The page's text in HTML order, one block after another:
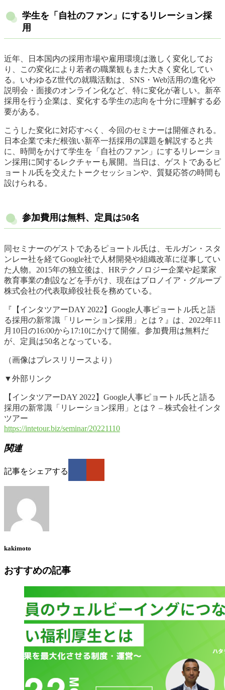
学生を「自社のファン」にするリレーション採
用
近年、日本国内の採用市場や雇用環境は激しく変化してお
り、この変化により若者の職業観もまた大きく変化してい
る。いわゆるZ世代の就職活動は、SNS・Web活用の進化や
説明会・面接のオンライン化など、特に変化が著しい。新卒
採用を行う企業は、変化する学生の志向を十分に理解する必
要がある。
こうした変化に対応すべく、今回のセミナーは開催される。
日本企業で未だ根強い新卒一括採用の課題を解説すると共
に、時間をかけて学生を「自社のファン」にするリレーショ
ン採用に関するレクチャーも展開。当日は、ゲストであるピ
ョートル氏を交えたトークセッションや、質疑応答の時間も
設けられる。
参加費用は無料、定員は50名
同セミナーのゲストであるピョートル氏は、モルガン・スタ
ンレー社を経てGoogle社で人材開発や組織改革に従事してい
た人物。2015年の独立後は、HRテクノロジー企業や起業家
教育事業の創設などを手がけ、現在はプロノイア・グループ
株式会社の代表取締役社長を務めている。
『【インタツアーDAY 2022】Google人事ピョートル氏と語
る採用の新常識「リレーション採用」とは？』は、2022年11
月10日の16:00から17:10にかけて開催。参加費用は無料だ
が、定員は50名となっている。
（画像はプレスリリースより）
▼外部リンク
【インタツアーDAY 2022】Google人事ピョートル氏と語る
採用の新常識「リレーション採用」とは？ – 株式会社インタ
ツアー
https://intetour.biz/seminar/20221110
関連
記事をシェアする
kakimoto
おすすめの記事